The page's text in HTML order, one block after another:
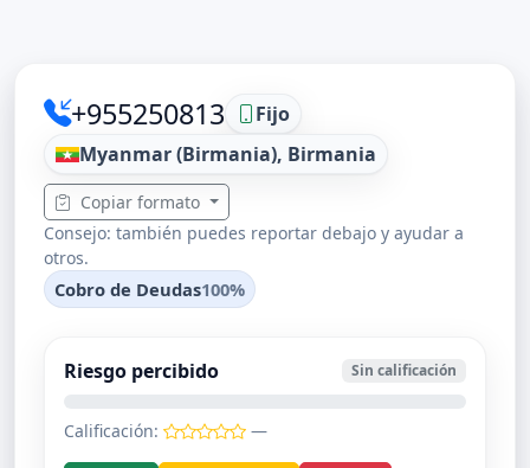
+955250813
Fijo
Myanmar (Birmania), Birmania
Copiar formato
Consejo: también puedes reportar debajo y ayudar a
otros.
Cobro de Deudas100%
Riesgo percibido Sin calificación
Calificación: —